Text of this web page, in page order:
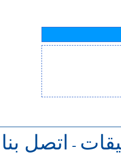
-
اتصل بنا